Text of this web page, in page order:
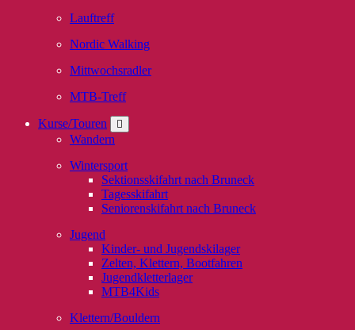
Lauftreff
Nordic Walking
Mittwochsradler
MTB-Treff
Kurse/Touren
Wandern
Wintersport
Sektionsskifahrt nach Bruneck
Tagesskifahrt
Seniorenskifahrt nach Bruneck
Jugend
Kinder- und Jugendskilager
Zelten, Klettern, Bootfahren
Jugendkletterlager
MTB4Kids
Klettern/Bouldern